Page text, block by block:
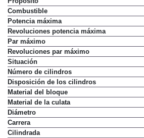
Combustible
Potencia máxima
Revoluciones potencia máxima
Par máximo
Revoluciones par máximo
Situación
Número de cilindros
Disposición de los cilindros
Material del bloque
Material de la culata
Diámetro
Carrera
Cilindrada